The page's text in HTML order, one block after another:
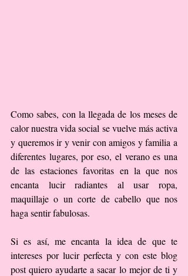
Como sabes, con la llegada de los meses de
calor nuestra vida social se vuelve más activa
y queremos ir y venir con amigos y familia a
diferentes lugares, por eso, el verano es una
de las estaciones favoritas en la que nos
encanta lucir radiantes al usar ropa,
maquillaje o un corte de cabello que nos
haga sentir fabulosas.
Si es así, me encanta la idea de que te
intereses por lucir perfecta y con este blog
post quiero ayudarte a sacar lo mejor de ti y